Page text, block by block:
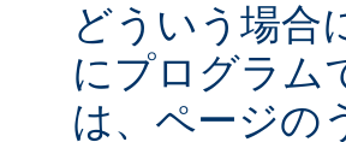
どういう場合
にプログラム
は、ページの